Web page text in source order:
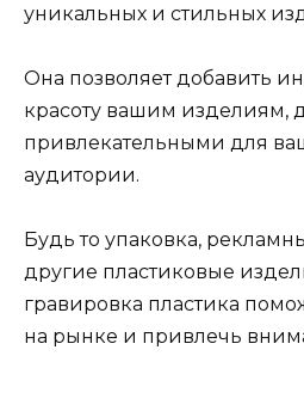
уникальных и стильных
Она позволяет добавить
красоту вашим изделиям,
привлекательными для
аудитории.
Будь то упаковка,
другие пластиковые
гравировка пластика
на рынке и привлечь